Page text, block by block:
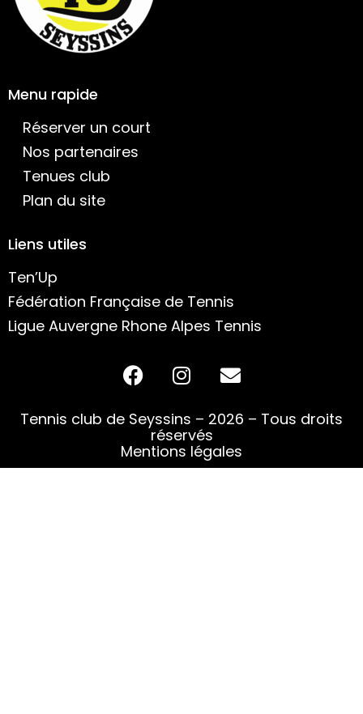
Menu rapide
Réserver un court
Nos partenaires
Tenues club
Plan du site
Liens utiles
Ten’Up
Fédération Française de Tennis
Ligue Auvergne Rhone Alpes Tennis
Tennis club de Seyssins – 2026 – Tous droits
réservés
Mentions légales